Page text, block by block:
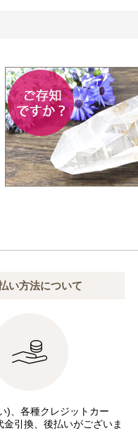
い方法について
)、各種クレジットカー
金引換、後払いがございま